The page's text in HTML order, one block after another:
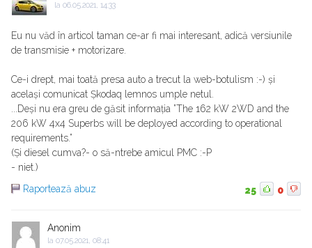
la 06.05.2021, 14:33
Eu nu văd în articol taman ce-ar fi mai interesant, adică versiunile
de transmisie + motorizare.
Ce-i drept, mai toată presa auto a trecut la web-botulism :-) și
același comunicat Șkodaq lemnos umple netul.
...Deși nu era greu de găsit informația ”The 162 kW 2WD and the
206 kW 4x4 Superbs will be deployed according to operational
requirements.”
(Și diesel cumva?- o să-ntrebe amicul PMC :-P
- niet.)
Raportează abuz
25 0
Anonim
la 07.05.2021, 08:41